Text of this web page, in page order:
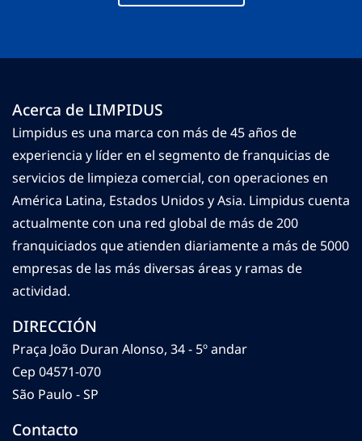
Acerca de LIMPIDUS
Limpidus es una marca con más de 45 años de
experiencia y líder en el segmento de franquicias de
servicios de limpieza comercial, con operaciones en
América Latina, Estados Unidos y Asia. Limpidus cuenta
actualmente con una red global de más de 200
franquiciados que atienden diariamente a más de 5000
empresas de las más diversas áreas y ramas de
actividad.
DIRECCIÓN
Praça João Duran Alonso, 34 - 5º andar
Cep 04571-070
São Paulo - SP
Contacto